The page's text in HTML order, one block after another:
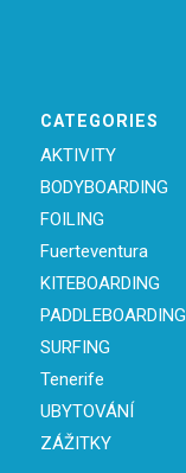
CATEGORIES
AKTIVITY
BODYBOARDING
FOILING
Fuerteventura
KITEBOARDING
PADDLEBOARDING
SURFING
Tenerife
UBYTOVÁNÍ
ZÁŽITKY